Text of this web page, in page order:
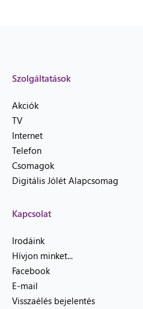
Szolgáltatások
Akciók
TV
Internet
Telefon
Csomagok
Digitális Jólét Alapcsomag
Kapcsolat
Irodáink
Hívjon minket...
Facebook
E-mail
Visszaélés bejelentés